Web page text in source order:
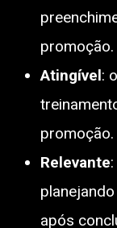
promoção.
Atingível:
promoção.
Relevante
após